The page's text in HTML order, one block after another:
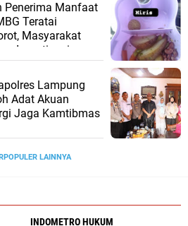
Penerima Manfaat
Teratai
Masyarakat
Investigasi
Lampung
Adat Akuan
Jaga Kamtibmas
LAINNYA
INDOMETRO HUKUM